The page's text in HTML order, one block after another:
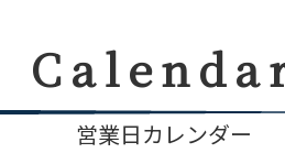
営業日カレンダー